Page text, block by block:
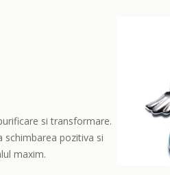
si transformare.
schimbarea pozitiva si
maxim.